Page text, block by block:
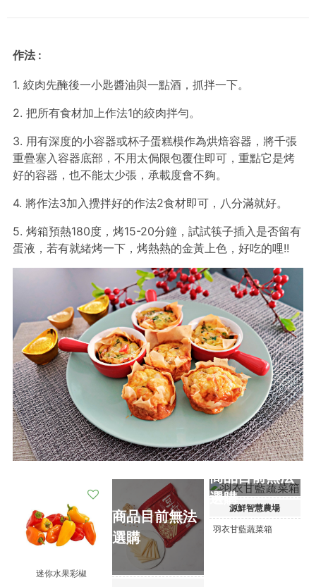
作法 :
1. 絞肉先醃後一小匙醬油與一點酒，抓拌一下。
2. 把所有食材加上作法1的絞肉拌勻。
3. 用有深度的小容器或杯子蛋糕模作為烘焙容器，將千張
重疊塞入容器底部，不用太侷限包覆住即可，重點它是烤
好的容器，也不能太少張，承載度會不夠。
4. 將作法3加入攪拌好的作法2食材即可，八分滿就好。
5. 烤箱預熱180度，烤15-20分鐘，試試筷子插入是否留有
蛋液，若有就緒烤一下，烤熱熱的金黃上色，好吃的哩!!
迷你水果彩椒
商品目前無法
選購
商品目前無法
選購
源鮮智慧農場
羽衣甘藍蔬菜箱